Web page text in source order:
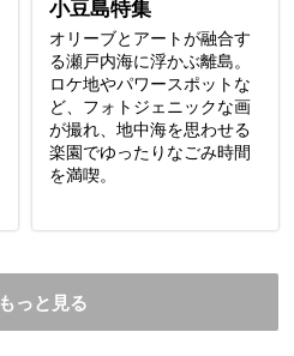
小豆島特集
オリーブとアートが融合す
る瀬戸内海に浮かぶ離島。
ロケ地やパワースポットな
ど、フォトジェニックな画
が撮れ、地中海を思わせる
楽園でゆったりなごみ時間
を満喫。
もっと見る